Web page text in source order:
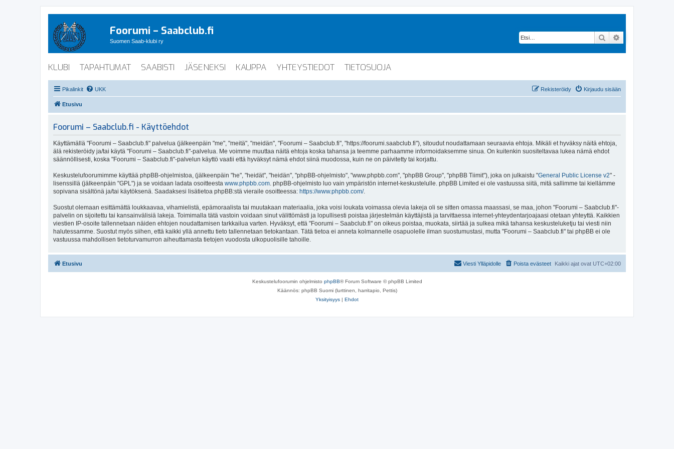
Foorumi – Saabclub.fi
Suomen Saab-klubi ry Etsi
KLUBI TAPAHTUMAT SAABISTI JÄSENEKSI KAUPPA YHTEYSTIEDOT TIETOSUOJA
Pikalinkit UKK Kirjaudu sisään
Rekisteröidy
Etusivu
Foorumi – Saabclub.fi - Käyttöehdot
Käyttämällä "Foorumi – Saabclub.fi" palvelua (jälkeenpäin "me", "meitä", "meidän", "Foorumi – Saabclub.fi", "https://foorumi.saabclub.fi"), sitoudut noudattamaan seuraavia ehtoja. Mikäli et hyväksy näitä ehtoja,
älä rekisteröidy ja/tai käytä "Foorumi – Saabclub.fi"-palvelua. Me voimme muuttaa näitä ehtoja koska tahansa ja teemme parhaamme informoidaksemme sinua. On kuitenkin suositeltavaa lukea nämä ehdot
säännöllisesti, koska "Foorumi – Saabclub.fi"-palvelun käyttö vaatii että hyväksyt nämä ehdot siinä muodossa, kuin ne on päivitetty tai korjattu.
Keskustelufoorumimme käyttää phpBB-ohjelmistoa, (jälkeenpäin "he", "heidät", "heidän", "phpBB-ohjelmisto", "www.phpbb.com", "phpBB Group", "phpBB Tiimit"), joka on julkaistu "General Public License v2" -
lisenssillä (jälkeenpäin "GPL") ja se voidaan ladata osoitteesta www.phpbb.com . phpBB-ohjelmisto luo vain ympäristön internet-keskustelulle. phpBB Limited ei ole vastuussa siitä, mitä sallimme tai kiellämme
sopivana sisältönä ja/tai käytöksenä. Saadaksesi lisätietoa phpBB:stä vieraile osoitteessa: https://www.phpbb.com/.
Suostut olemaan esittämättä loukkaavaa, vihamielistä, epämoraalista tai muutakaan materiaalia, joka voisi loukata voimassa olevia lakeja oli se sitten omassa maassasi, se maa, johon "Foorumi – Saabclub.fi"-
palvelin on sijoitettu tai kansainvälisiä lakeja. Toimimalla tätä vastoin voidaan sinut välittömästi ja lopullisesti poistaa järjestelmän käyttäjistä ja tarvittaessa internet-yhteydentarjoajaasi otetaan yhteyttä. Kaikkien
viestien IP-osoite tallennetaan näiden ehtojen noudattamisen tarkkailua varten. Hyväksyt, että "Foorumi – Saabclub.fi" on oikeus poistaa, muokata, siirtää ja sulkea mikä tahansa keskusteluketju tai viesti niin
halutessamme. Suostut myös siihen, että kaikki yllä annettu tieto tallennetaan tietokantaan. Tätä tietoa ei anneta kolmannelle osapuolelle ilman suostumustasi, mutta "Foorumi – Saabclub.fi" tai phpBB ei ole
vastuussa mahdollisen tietoturvamurron aiheuttamasta tietojen vuodosta ulkopuolisille tahoille.
Etusivu Kaikki ajat ovat UTC+02:00
Poista evästeet
Viesti Ylläpidolle
Keskustelufoorumin ohjelmisto phpBB® Forum Software © phpBB Limited
Käännös: phpBB Suomi (lurttinen, harritapio, Pettis)
Yksityisyys | Ehdot